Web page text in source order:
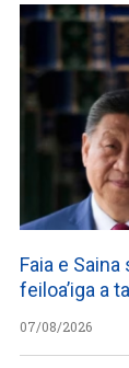
Faia e Saina
feiloa’iga a
07/08/2026